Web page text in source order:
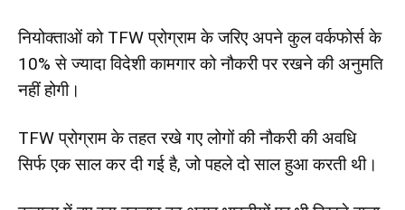
नियोक्ताओं को TFW प्रोग्राम के जरिए अपने कुल वर्कफोर्स के
10% से ज्यादा विदेशी कामगार को नौकरी पर रखने की अनुमति
नहीं होगी।
TFW प्रोग्राम के तहत रखे गए लोगों की नौकरी की अवधि
सिर्फ एक साल कर दी गई है, जो पहले दो साल हुआ करती थी।